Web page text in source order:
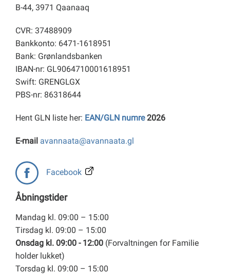
B-44, 3971 Qaanaaq
CVR: 37488909
Bankkonto: 6471-1618951
Bank: Grønlandsbanken
IBAN-nr: GL9064710001618951
Swift: GRENGLGX
PBS-nr: 86318644
Hent GLN liste her: EAN/GLN numre2026
E-mail avannaata@avannaata.gl
Facebook
Åbningstider
Mandag kl. 09:00 – 15:00
Tirsdag kl. 09:00 – 15:00
Onsdag kl. 09:00 - 12:00 (Forvaltningen for Familie
holder lukket)
Torsdag kl. 09:00 – 15:00